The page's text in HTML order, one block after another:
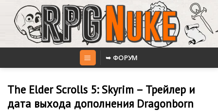
content
➥ ФОРУМ
The Elder Scrolls 5: Skyrim – Трейлер и
дата выхода дополнения Dragonborn